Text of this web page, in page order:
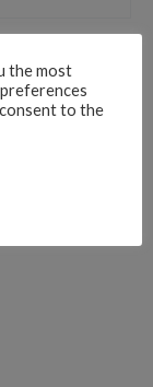
y Rusia en la
the most
consent to the